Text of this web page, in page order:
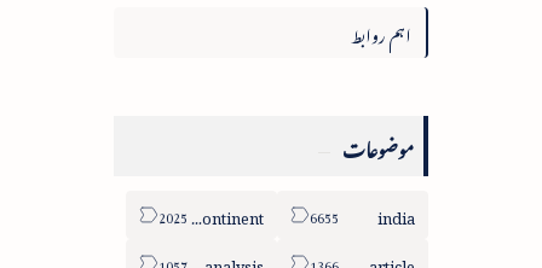
اہم روابط
موضوعات
india
sub-continent